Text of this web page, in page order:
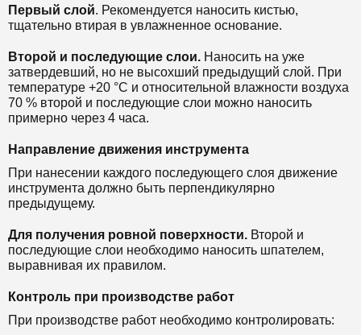
Первый слой. Рекомендуется наносить кистью,
тщательно втирая в увлажненное основание.
Второй и последующие слои. Наносить на уже
затвердевший, но не высохший предыдущий слой. При
температуре +20 °C и относительной влажности воздуха
70 % второй и последующие слои можно наносить
примерно через 4 часа.
Направление движения инструмента
При нанесении каждого последующего слоя движение
инструмента должно быть перпендикулярно
предыдущему.
Для получения ровной поверхности. Второй и
последующие слои необходимо наносить шпателем,
выравнивая их правилом.
Контроль при производстве работ
При производстве работ необходимо контролировать: